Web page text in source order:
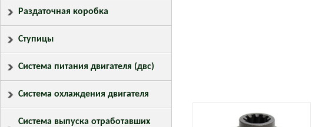
Раздаточная коробка
Ступицы
Система питания двигателя (двс)
Система охлаждения двигателя
Система выпуска отработавших